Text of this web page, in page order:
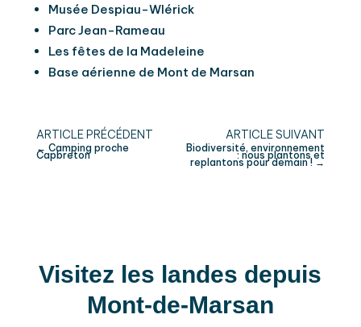
Musée Despiau-Wlérick
Parc Jean-Rameau
Les fêtes de la Madeleine
Base aérienne de Mont de Marsan
← Camping proche
Capbreton
Biodiversité, environnement
: nous plantons et
replantons pour demain ! →
Visitez les landes depuis
Mont-de-Marsan